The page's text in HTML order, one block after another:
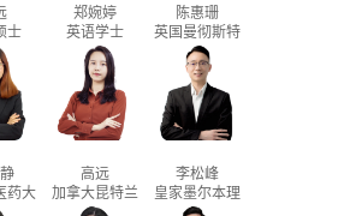
士
郑婉婷
英语学士
陈惠珊
英国曼彻斯特
大学商学院-硕
士学位； 广东
外语外贸大学-
文学和经济学
学士（双学
位）
药大
业 学
高远
加拿大昆特兰
理工大学+市场
李松峰
皇家墨尔本理
工大学，会计